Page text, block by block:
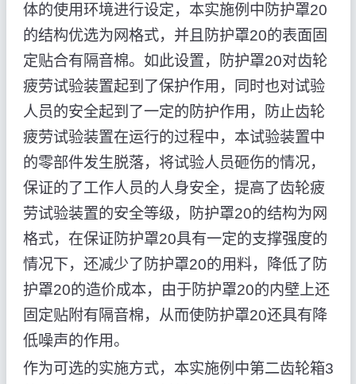
体的使用环境进行设定，本实施例中防护罩20
的结构优选为网格式，并且防护罩20的表面固
定贴合有隔音棉。如此设置，防护罩20对齿轮
疲劳试验装置起到了保护作用，同时也对试验
人员的安全起到了一定的防护作用，防止齿轮
疲劳试验装置在运行的过程中，本试验装置中
的零部件发生脱落，将试验人员砸伤的情况，
保证的了工作人员的人身安全，提高了齿轮疲
劳试验装置的安全等级，防护罩20的结构为网
格式，在保证防护罩20具有一定的支撑强度的
情况下，还减少了防护罩20的用料，降低了防
护罩20的造价成本，由于防护罩20的内壁上还
固定贴附有隔音棉，从而使防护罩20还具有降
低噪声的作用。
作为可选的实施方式，本实施例中第二齿轮箱3